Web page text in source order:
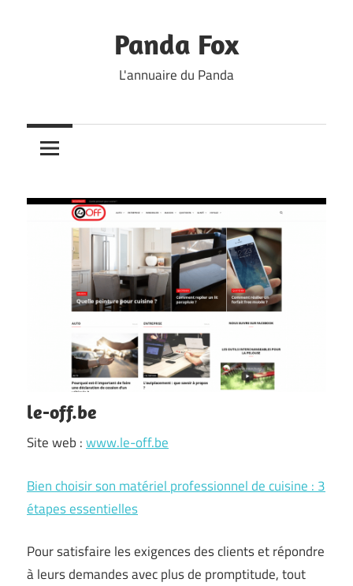
Panda Fox
L'annuaire du Panda
le-off.be
Site web :www.le-off.be
Bien choisir son matériel professionnel de cuisine : 3
étapes essentielles
Pour satisfaire les exigences des clients et répondre
à leurs demandes avec plus de promptitude, tout